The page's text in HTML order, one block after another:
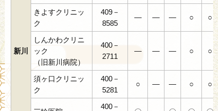
新川
きよすクリニッ
ク
409－
8585
― ― ― ○ ○
しんかわクリニ
ック
（旧新川病院）
400－
2711
― ― ― ○ ○
須ヶ口クリニッ
ク
400－
5281
○ ― ― ○ ○
400－